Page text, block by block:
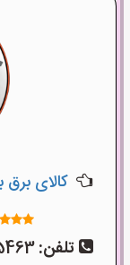
کالای برق
تلفن: